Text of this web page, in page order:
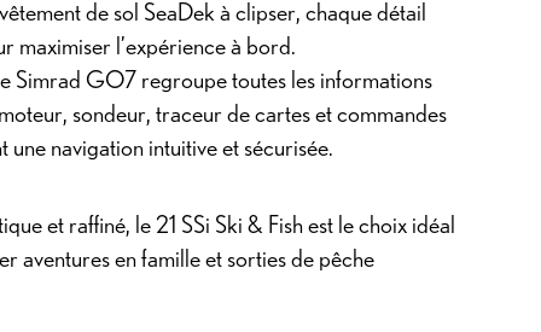
de sol SeaDek à clipser, chaque détail
maximiser l’expérience à bord.
Simrad GO7 regroupe toutes les informations
sondeur, traceur de cartes et commandes
une navigation intuitive et sécurisée.
et raffiné, le 21 SSi Ski & Fish est le choix idéal
aventures en famille et sorties de pêche